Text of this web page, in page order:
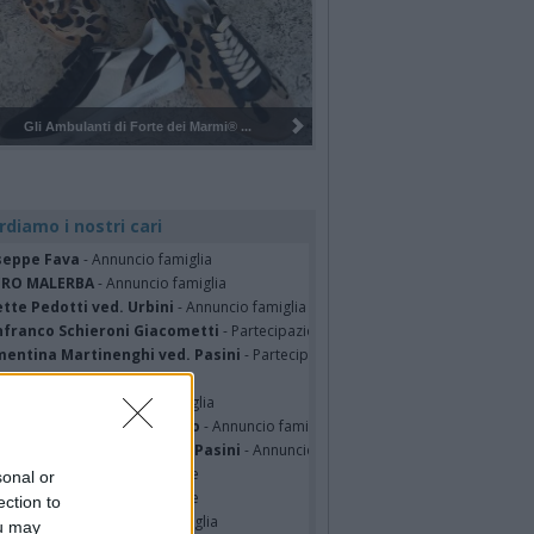
or
to
may
Pulizia del bosco del Rugareto a ...
i nostri cari
Fava - Annuncio famiglia
MALERBA- Annuncio famiglia
Pedotti ved. Urbini - Annuncio famiglia
Schieroni Giacometti - Partecipazione
Martinenghi ved. Pasini - Partecipazione
Jasik- Annuncio famiglia
- Annuncio famiglia
Squicciarini ved. Greco - Annuncio famiglia
Martinenghi ved. Pasini - Annuncio famiglia
Basile
- Partecipazione
Napoli
- Partecipazione
Napoli
- Annuncio famiglia